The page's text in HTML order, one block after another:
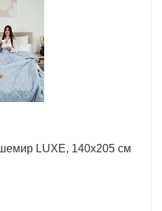
LUXE, 140x205 см